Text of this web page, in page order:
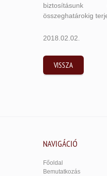
biztosításunk
összeghatárokig
2018.02.02.
VISSZA
NAVIGÁCIÓ
Főoldal
Bemutatkozás